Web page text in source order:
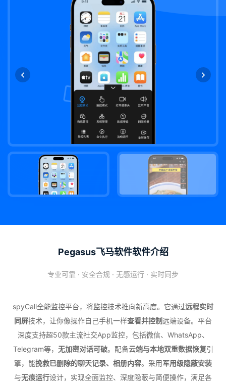
Pegasus飞马软件软件介绍
专业可靠 · 安全合规 · 无感运行 · 实时同步
spyCall全能监控平台，将监控技术推向新高度。它通过远程实时
同屏技术，让你像操作自己手机一样查看并控制远端设备。平台
深度支持超50款主流社交App监控，包括微信、WhatsApp、
Telegram等， 无加密对话可破。配备云端与本地双重数据恢复引
擎，能挽救已删除的聊天记录、相册内容。采用军用级隐蔽安装
与无痕运行设计，实现全面监控、深度隐蔽与简便操作，满足各